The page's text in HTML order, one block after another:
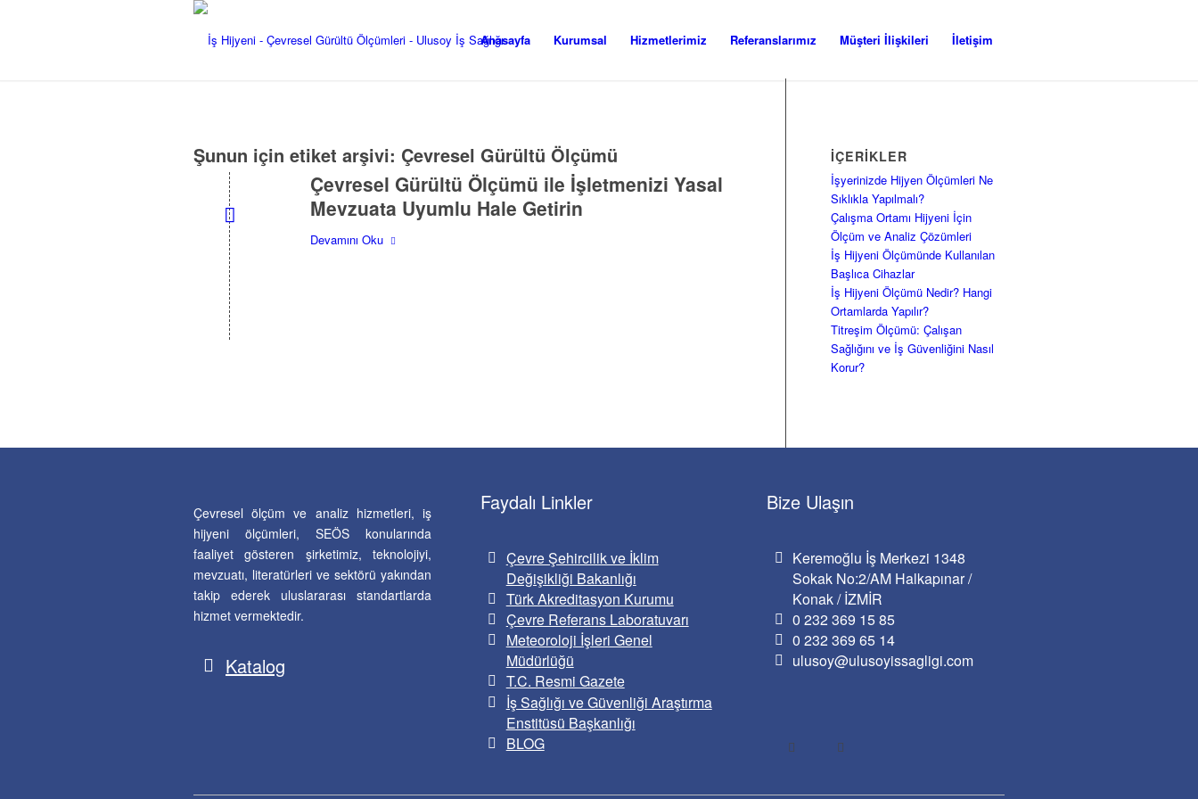
Anasayfa Kurumsal Hizmetlerimiz Referanslarımız Müşteri İlişkileri İletişim
Şunun için etiket arşivi: Çevresel Gürültü Ölçümü
Çevresel Gürültü Ölçümü ile İşletmenizi Yasal
Mevzuata Uyumlu Hale Getirin
Devamını Oku
İÇERIKLER
İşyerinizde Hijyen Ölçümleri Ne
Sıklıkla Yapılmalı?
Çalışma Ortamı Hijyeni İçin
Ölçüm ve Analiz Çözümleri
İş Hijyeni Ölçümünde Kullanılan
Başlıca Cihazlar
İş Hijyeni Ölçümü Nedir? Hangi
Ortamlarda Yapılır?
Titreşim Ölçümü: Çalışan
Sağlığını ve İş Güvenliğini Nasıl
Korur?
Çevresel ölçüm ve analiz hizmetleri, iş
hijyeni ölçümleri, SEÖS konularında
faaliyet gösteren şirketimiz, teknolojiyi,
mevzuatı, literatürleri ve sektörü yakından
takip ederek uluslararası standartlarda
hizmet vermektedir.
Katalog
Faydalı Linkler
Çevre Şehircilik ve İklim
Değişikliği Bakanlığı
Türk Akreditasyon Kurumu
Çevre Referans Laboratuvarı
Meteoroloji İşleri Genel
Müdürlüğü
T.C. Resmi Gazete
İş Sağlığı ve Güvenliği Araştırma
Enstitüsü Başkanlığı
BLOG
Bize Ulaşın
Keremoğlu İş Merkezi 1348
Sokak No:2/AM Halkapınar /
Konak / İZMİR
0 232 369 15 85
0 232 369 65 14
ulusoy@ulusoyissagligi.com